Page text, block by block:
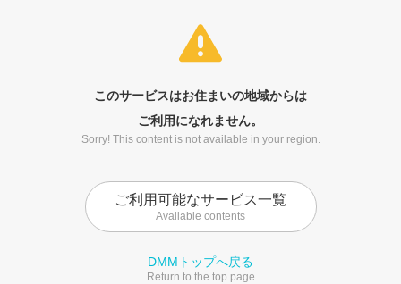
このサービスはお住まいの地域からは
ご利用になれません。
Sorry! This content is not available in your region.
ご利用可能なサービス一覧
Available contents
DMMトップへ戻る
Return to the top page